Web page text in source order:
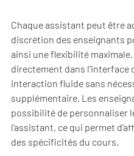
Chaque assistant peut être
discrétion des enseignants
ainsi une flexibilité
directement dans l’interface
interaction fluide sans
supplémentaire. Les
possibilité de personnaliser
l’assistant, ce qui permet
des spécificités du cours.